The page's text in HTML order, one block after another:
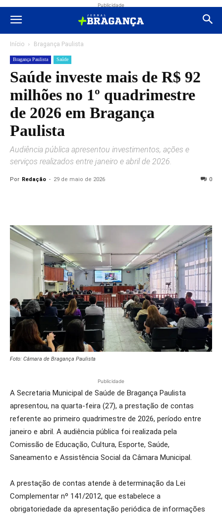
Publicidade
Início Bragança Paulista
Bragança Paulista Saúde
Saúde investe mais de R$ 92
milhões no 1º quadrimestre
de 2026 em Bragança
Paulista
Audiência pública apresentou investimentos, ações e
serviços realizados entre janeiro e abril de 2026.
Por Redação - 29 de maio de 2026 0
Foto: Câmara de Bragança Paulista
Publicidade
A Secretaria Municipal de Saúde de Bragança Paulista
apresentou, na quarta-feira (27), a prestação de contas
referente ao primeiro quadrimestre de 2026, período entre
janeiro e abril. A audiência pública foi realizada pela
Comissão de Educação, Cultura, Esporte, Saúde,
Saneamento e Assistência Social da Câmara Municipal.
A prestação de contas atende à determinação da Lei
Complementar nº 141/2012, que estabelece a
obrigatoriedade da apresentação periódica de informações